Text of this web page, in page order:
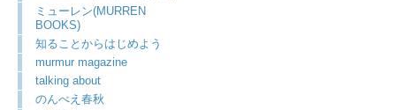
ミューレン(MURREN
BOOKS)
知ることからはじめよう
murmur magazine
talking about
のんべえ春秋